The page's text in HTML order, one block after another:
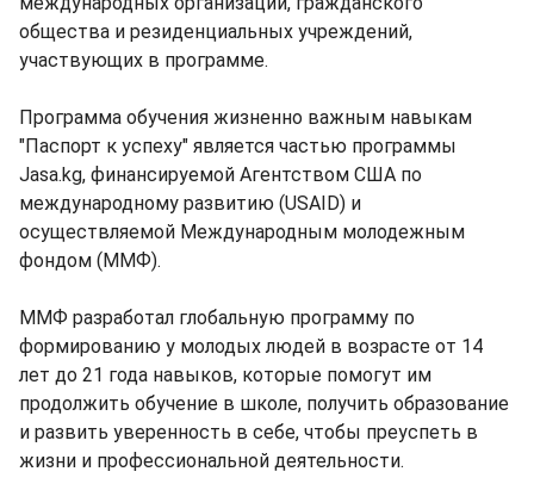
общества и резиденциальных учреждений,
участвующих в программе.
Программа обучения жизненно важным навыкам
"Паспорт к успеху" является частью программы
Jasa.kg, финансируемой Агентством США по
международному развитию (USAID) и
осуществляемой Международным молодежным
фондом (ММФ).
ММФ разработал глобальную программу по
формированию у молодых людей в возрасте от 14
лет до 21 года навыков, которые помогут им
продолжить обучение в школе, получить образование
и развить уверенность в себе, чтобы преуспеть в
жизни и профессиональной деятельности.